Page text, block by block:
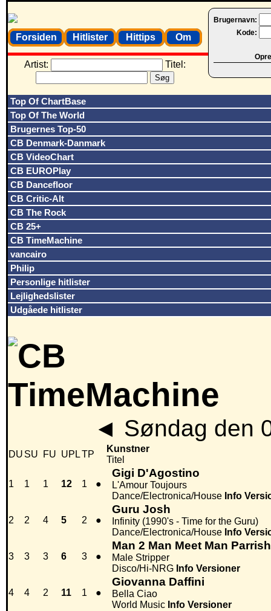
Brugernavn:
Kode:
Forsiden Hitlister Hittips Om
Artist: Titel:
Top Of ChartBase
Top Of The World
Brugernes Top-50
CB Denmark-Danmark
CB VideoChart
CB EUROPlay
CB Dancefloor
CB Critic-Alt
CB The Rock
CB 25+
CB TimeMachine
vancairo
Philip
Personlige hitlister
Lejlighedslister
Udgåede hitlister
◄ Søndag den
DU SU FU UPLTP
Kunstner
Titel
1 1 1 12 1 ●
Gigi D'Agostino
L'Amour Toujours
Dance/Electronica/House Info
2 2 4 5 2 ●
Guru Josh
Infinity (1990's - Time for the Guru)
Dance/Electronica/House Info
3 3 3 6 3 ●
Man 2 Man Meet Man Parrish
Male Stripper
Disco/Hi-NRG Info Versioner
4 4 2 11 1 ●
Giovanna Daffini
Bella Ciao
World Music Info Versioner